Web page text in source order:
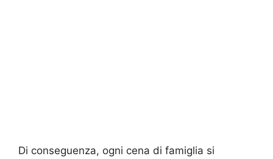
Di conseguenza, ogni cena di famiglia si